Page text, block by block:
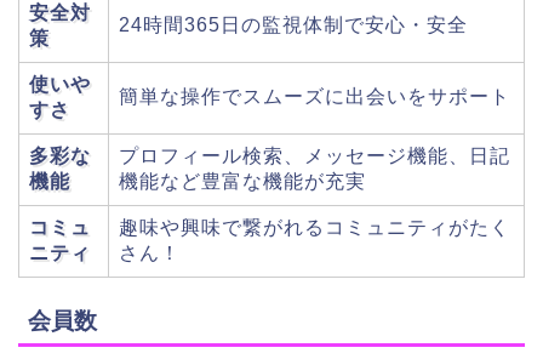
安全対
策
24時間365日の監視体制で安心・安全
使いや
すさ
簡単な操作でスムーズに出会いをサポート
多彩な
機能
プロフィール検索、メッセージ機能、日記
機能など豊富な機能が充実
コミュ
ニティ
趣味や興味で繋がれるコミュニティがたく
さん！
会員数